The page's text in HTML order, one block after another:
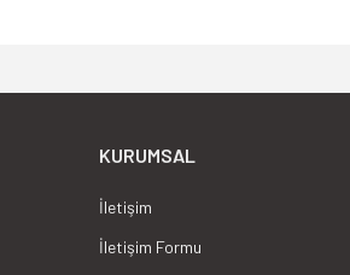
KURUMSAL
İletişim
İletişim Formu